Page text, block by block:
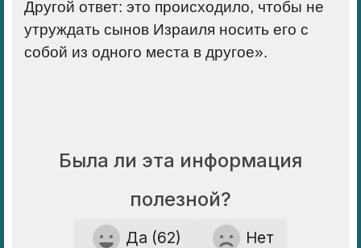
Другой ответ: это происходило, чтобы не
утруждать сынов Израиля носить его с
собой из одного места в другое».
Была ли эта информация
полезной?
Да (62) Нет